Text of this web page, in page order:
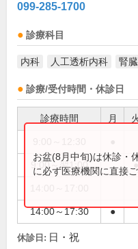
099-285-1700
診療科目
内科 人工透析内科 腎
診療/受付時間・休診日
診療時間 月
9:00～翌1:00 ●
14:00～17:30 ●
お盆(8月中旬)は休診・
に必ず医療機関に直接
休診日: 日・祝